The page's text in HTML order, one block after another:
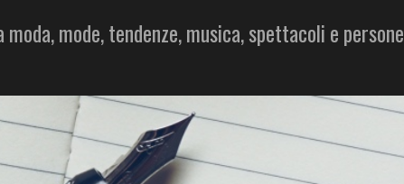
mode, tendenze, musica, spettacoli e persone